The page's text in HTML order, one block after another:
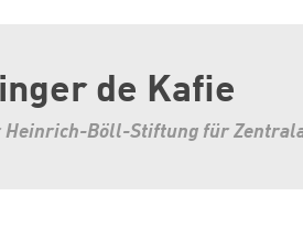
de Kafie
Böll-Stiftung für